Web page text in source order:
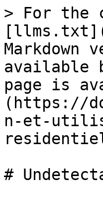
> For the
Markdown
available
page is
(https://
n-et-
#